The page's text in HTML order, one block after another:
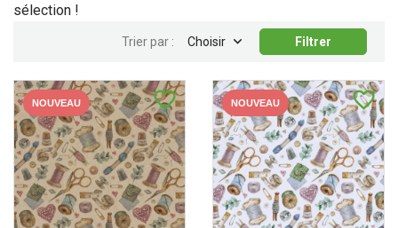
sélection !
Trier par : Choisir  Filtrer
favorite_border
NOUVEAU favorite_border
NOUVEAU